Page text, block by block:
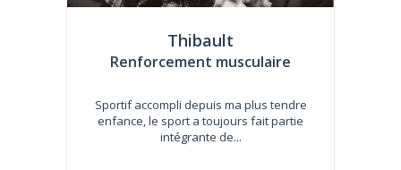
Thibault
Renforcement musculaire
Sportif accompli depuis ma plus tendre
enfance, le sport a toujours fait partie
intégrante de...